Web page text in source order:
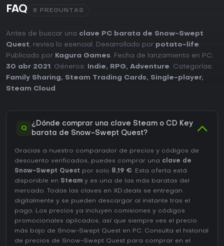
FAQ 8 PREGUNTAS
Antes de buscar una clave PC barata de Snow-Swept
Quest, revisa lo esencial. Desarrollado por potato-life.
Publicado por Kagura Games. Fecha de lanzamiento en PC:
30 abr 2021 . Géneros: Indie, RPG, Adventure. Categorías:
Family Sharing, Steam Trading Cards, Single-player,
Steam Cloud .
Q
¿Dónde comprar una clave Steam o CD Key
barata de Snow-Swept Quest?
Gracias a nuestro comparador de precios y códigos de
descuento verificados, puedes comprar una clave de
Snow-Swept Quest por solo 8,19 €. Esta oferta está
disponible en Steam y es una de las más baratas del
mercado. Todas las claves en XD.deals se entregan
digitalmente y se pueden descargar al instante tras el
pago. Los precios ya incluyen comisiones y códigos
promocionales aplicados, así que siempre ves el precio
más bajo de Snow-Swept Quest en PC. Consulta el
historial
de precios de Snow-Swept Quest para comprar en el